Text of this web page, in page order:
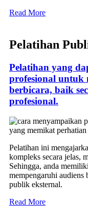
Read More
Pelatihan
Pelatihan yang
profesional untuk
berbicara, baik
profesional.
Pelatihan ini
kompleks secara jelas,
Sehingga, anda
mempengaruhi audiens
publik eksternal.
Read More